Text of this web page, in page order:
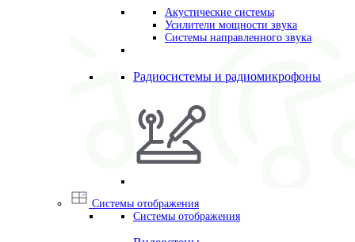
Акустические системы
Усилители мощности звука
Системы направленного звука
Радиосистемы и радиомикрофоны
Системы отображения
Системы отображения